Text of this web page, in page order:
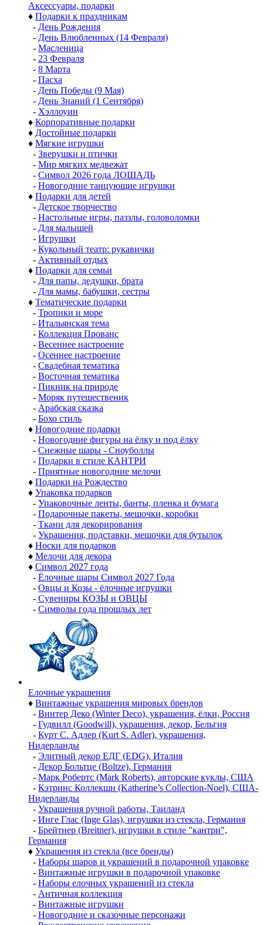
Аксессуары, подарки
♦ Подарки к праздникам
- День Рождения
- День Влюбленных (14 Февраля)
- Масленица
- 23 Февраля
- 8 Марта
- Пасха
- День Победы (9 Мая)
- День Знаний (1 Сентября)
- Хэллоуин
♦ Корпоративные подарки
♦ Достойные подарки
♦ Мягкие игрушки
- Зверушки и птички
- Мир мягких медвежат
- Символ 2026 года ЛОШАДЬ
- Новогодние танцующие игрушки
♦ Подарки для детей
- Детское творчество
- Настольные игры, паззлы, головоломки
- Для малышей
- Игрушки
- Кукольный театр: рукавички
- Активный отдых
♦ Подарки для семьи
- Для папы, дедушки, брата
- Для мамы, бабушки, сестры
♦ Тематические подарки
- Тропики и море
- Итальянская тема
- Коллекция Прованс
- Весеннее настроение
- Осеннее настроение
- Свадебная тематика
- Восточная тематика
- Пикник на природе
- Моряк путешественик
- Арабская сказка
- Бохо стиль
♦ Новогодние подарки
- Новогодние фигуры на ёлку и под ёлку
- Снежные шары - Сноуболлы
- Подарки в стиле КАНТРИ
- Приятные новогодние мелочи
♦ Подарки на Рождество
♦ Упаковка подарков
- Упаковочные ленты, банты, пленка и бумага
- Подарочные пакеты, мешочки, коробки
- Ткани для декорирования
- Украшения, подставки, мешочки для бутылок
♦ Носки для подарков
♦ Мелочи для декора
♦ Символ 2027 года
- Ёлочные шары Символ 2027 Года
- Овцы и Козы - ёлочные игрушки
- Сувениры КОЗЫ и ОВЦЫ
- Символы года прошлых лет
Елочные украшения
♦ Винтажные украшения мировых брендов
- Винтер Деко (Winter Deco), украшения, ёлки, Россия
- Гудвилл (Goodwill), украшения, декор, Бельгия
- Курт С. Адлер (Kurt S. Adler), украшения,
Нидерланды
- Элитный декор ЕДГ (EDG), Италия
- Декор Больтце (Boltze), Германия
- Марк Робертс (Mark Roberts), авторские куклы, США
- Кэтринс Коллекшн (Katherine’s Collection-Noel), США-
Нидерланды
- Украшения ручной работы, Таиланд
- Инге Глас (Inge Glas), игрушки из стекла, Германия
- Брейтнер (Breitner), игрушки в стиле "кантри",
Германия
♦ Украшения из стекла (все бренды)
- Наборы шаров и украшений в подарочной упаковке
- Винтажные игрушки в подарочной упаковке
- Наборы елочных украшений из стекла
- Античная коллекция
- Винтажные игрушки
- Новогодние и сказочные персонажи